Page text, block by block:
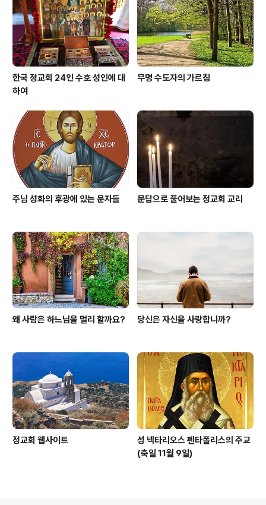
한국 정교회 24인 수호 성인에 대
하여
무명 수도자의 가르침
주님 성화의 후광에 있는 문자들 문답으로 풀어보는 정교회 교리
왜 사람은 하느님을 멀리 할까요? 당신은 자신을 사랑합니까?
정교회 웹사이트
성 넥타리오스 펜타폴리스의 주교
(축일 11월 9일)